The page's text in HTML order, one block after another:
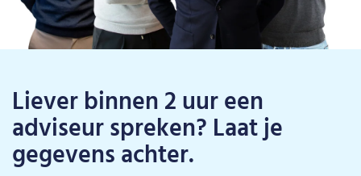
Liever binnen 2 uur een
adviseur spreken? Laat je
gegevens achter.